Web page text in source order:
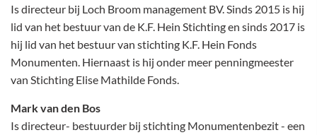
Is directeur bij Loch Broom management BV. Sinds 2015 is hij
lid van het bestuur van de K.F. Hein Stichting en sinds 2017 is
hij lid van het bestuur van stichting K.F. Hein Fonds
Monumenten. Hiernaast is hij onder meer penningmeester
van Stichting Elise Mathilde Fonds.
Mark van den Bos
Is directeur- bestuurder bij stichting Monumentenbezit - een